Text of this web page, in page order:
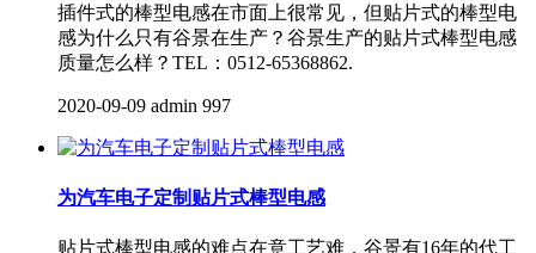
插件式的棒型电感在市面上很常见，但贴片式的棒型电
感为什么只有谷景在生产？谷景生产的贴片式棒型电感
质量怎么样？TEL：0512-65368862.
2020-09-09 admin 997
为汽车电子定制贴片式棒型电感
贴片式棒型电感的难点在意工艺难，谷景有16年的代工